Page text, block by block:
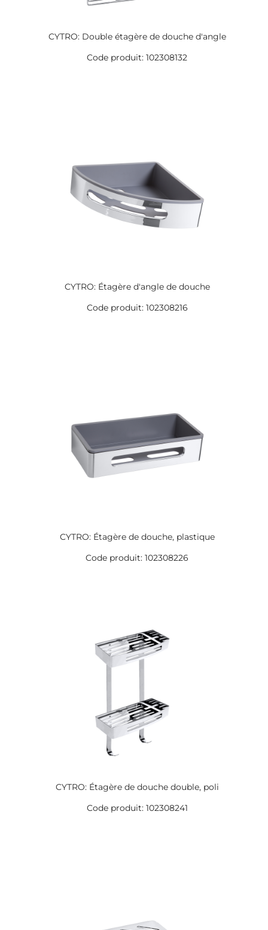
CYTRO: Double étagère de douche d'angle
Code produit: 102308132
CYTRO: Étagère d'angle de douche
Code produit: 102308216
CYTRO: Étagère de douche, plastique
Code produit: 102308226
CYTRO: Étagère de douche double, poli
Code produit: 102308241